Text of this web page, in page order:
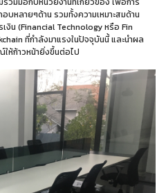
หลายๆด้าน รวมทั้งความเหมาะสมด้าน
งิน (Financial Technology หรือ Fin
ที่กำลังมาแรงในปัจจุบันนี้ และนำผล
ห้ก้าวหน้ายิ่งขึ้นต่อไป